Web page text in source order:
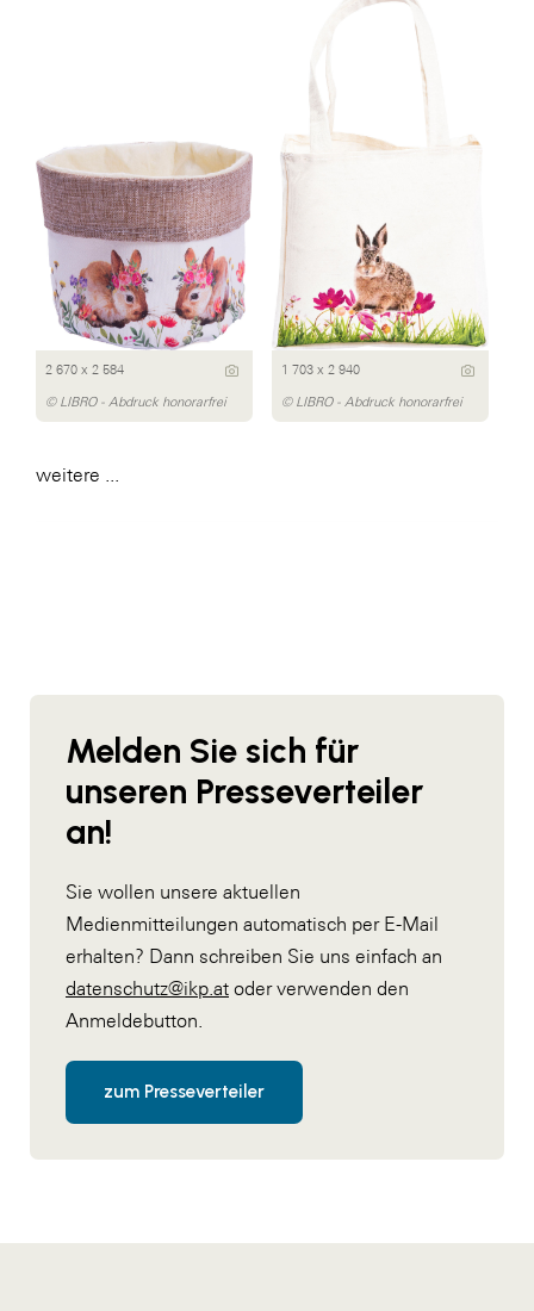
2 670 x 2 584
© LIBRO - Abdruck honorarfrei
1 703 x 2 940
© LIBRO - Abdruck honorarfrei
weitere ...
Melden Sie sich für
unseren Presseverteiler
an!
Sie wollen unsere aktuellen
Medienmitteilungen automatisch per E-Mail
erhalten? Dann schreiben Sie uns einfach an
datenschutz@ikp.at oder verwenden den
Anmeldebutton.
zum Presseverteiler